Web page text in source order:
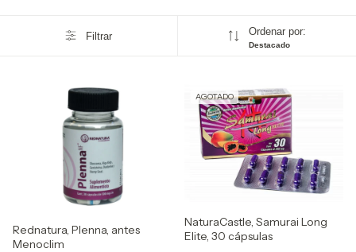
Filtrar Ordenar por:
Destacado
Rednatura, Plenna, antes
Menoclim
AGOTADO
NaturaCastle, Samurai Long
Elite, 30 cápsulas